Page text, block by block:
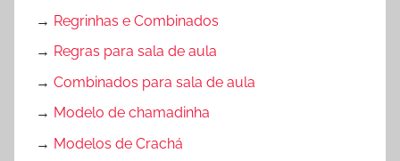
→ Regrinhas e Combinados
→ Regras para sala de aula
→ Combinados para sala de aula
→ Modelo de chamadinha
→ Modelos de Crachá